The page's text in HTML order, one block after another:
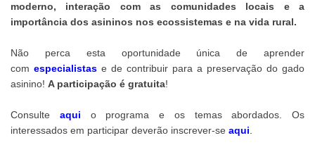
moderno, interação com as comunidades locais e a
importância dos asininos nos ecossistemas e na vida rural.
Não perca esta oportunidade única de aprender
com especialistas e de contribuir para a preservação do gado
asinino! A participação é gratuita!
Consulte aqui
o programa e os temas abordados. Os
interessados em participar deverão inscrever-se aqui